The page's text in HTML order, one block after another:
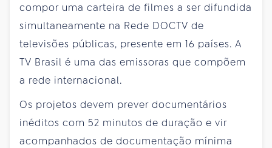
compor uma carteira de filmes a ser difundida
simultaneamente na Rede DOCTV de
televisões públicas, presente em 16 países. A
TV Brasil é uma das emissoras que compõem
a rede internacional.
Os projetos devem prever documentários
inéditos com 52 minutos de duração e vir
acompanhados de documentação mínima